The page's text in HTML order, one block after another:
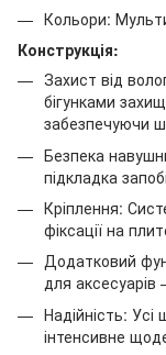
Кольори:
Конструкція:
Захист від
бігунками
забезпечуючи
Безпека
підкладка
Кріплення:
фіксації на
Додатковий
для аксесуарів
Надійність:
інтенсивне